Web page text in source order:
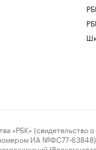
(свидетельство о
ИА №ФС77-63848)